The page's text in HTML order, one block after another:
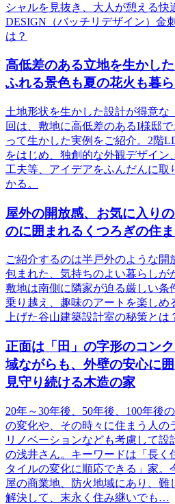
シャルを見抜き、大人が憩える
DESIGN（バッチリデザイン）金
は？
高低差のある立地を生かし
ふれる景色も夏の花火も暮
土地形状を生かした設計が得意な
回は、敷地に高低差のあるI様邸
って生かした実例をご紹介。2階
をはじめ、独創的な外観デザイン
工夫等、アイデアをふんだんに取
かる。
屋外の開放感、お気に入り
のに囲まれるくつろぎの住
ご紹介するのは半戸外のような開
包まれた、気持ちのよい暮らしが
敷地は南側に隣家が迫る厳しい条
乗り越え、趣味のアートを楽しめ
上げた谷山建築設計室の秘策とは
正面は「田」の字形のコン
域ながらも、外壁の安心に
見守り続ける木造の家
20年～30年後、50年後、100年後
の変化や、その時々に住まう人の
リノベーションなども考慮して設
の浅井さん。キーワードは「長く
タイルの変化に順応できる」家
屋の商業地、防火地域にあり、
解決して、末永く住み継いでも…